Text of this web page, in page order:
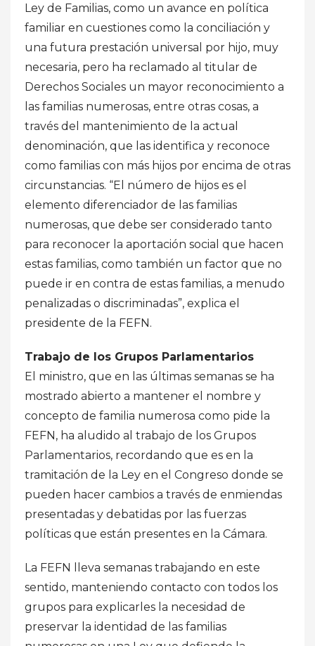
Ley de Familias, como un avance en política
familiar en cuestiones como la conciliación y
una futura prestación universal por hijo, muy
necesaria, pero ha reclamado al titular de
Derechos Sociales un mayor reconocimiento a
las familias numerosas, entre otras cosas, a
través del mantenimiento de la actual
denominación, que las identifica y reconoce
como familias con más hijos por encima de otras
circunstancias. “El número de hijos es el
elemento diferenciador de las familias
numerosas, que debe ser considerado tanto
para reconocer la aportación social que hacen
estas familias, como también un factor que no
puede ir en contra de estas familias, a menudo
penalizadas o discriminadas”, explica el
presidente de la FEFN.
Trabajo de los Grupos Parlamentarios
El ministro, que en las últimas semanas se ha
mostrado abierto a mantener el nombre y
concepto de familia numerosa como pide la
FEFN, ha aludido al trabajo de los Grupos
Parlamentarios, recordando que es en la
tramitación de la Ley en el Congreso donde se
pueden hacer cambios a través de enmiendas
presentadas y debatidas por las fuerzas
políticas que están presentes en la Cámara.
La FEFN lleva semanas trabajando en este
sentido, manteniendo contacto con todos los
grupos para explicarles la necesidad de
preservar la identidad de las familias